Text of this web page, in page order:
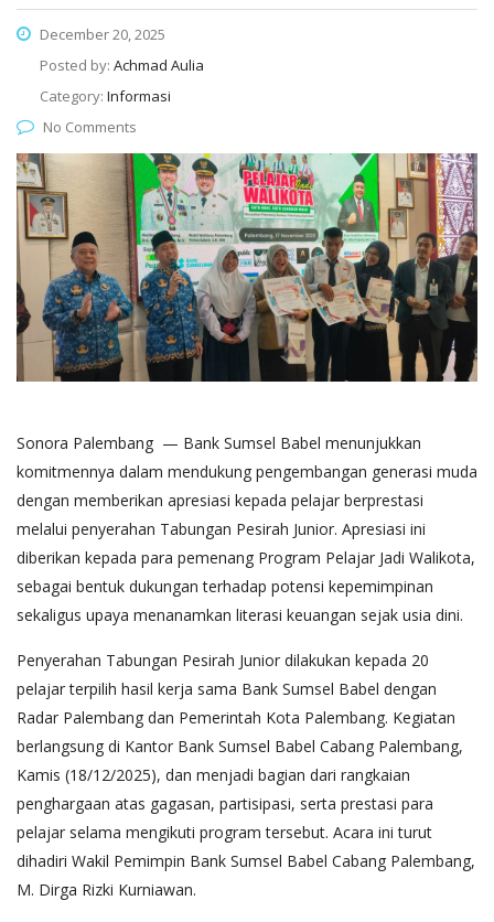
December 20, 2025
Posted by: Achmad Aulia
Category: Informasi
No Comments
Sonora Palembang — Bank Sumsel Babel menunjukkan
komitmennya dalam mendukung pengembangan generasi muda
dengan memberikan apresiasi kepada pelajar berprestasi
melalui penyerahan Tabungan Pesirah Junior. Apresiasi ini
diberikan kepada para pemenang Program Pelajar Jadi Walikota,
sebagai bentuk dukungan terhadap potensi kepemimpinan
sekaligus upaya menanamkan literasi keuangan sejak usia dini.
Penyerahan Tabungan Pesirah Junior dilakukan kepada 20
pelajar terpilih hasil kerja sama Bank Sumsel Babel dengan
Radar Palembang dan Pemerintah Kota Palembang. Kegiatan
berlangsung di Kantor Bank Sumsel Babel Cabang Palembang,
Kamis (18/12/2025), dan menjadi bagian dari rangkaian
penghargaan atas gagasan, partisipasi, serta prestasi para
pelajar selama mengikuti program tersebut. Acara ini turut
dihadiri Wakil Pemimpin Bank Sumsel Babel Cabang Palembang,
M. Dirga Rizki Kurniawan.